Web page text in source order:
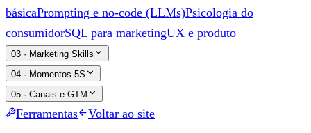
básicaPrompting e no-code (LLMs)Psicologia do
consumidorSQL para marketingUX e produto
03 · Marketing Skills
04 · Momentos 5S
05 · Canais e GTM
Ferramentas Voltar ao site